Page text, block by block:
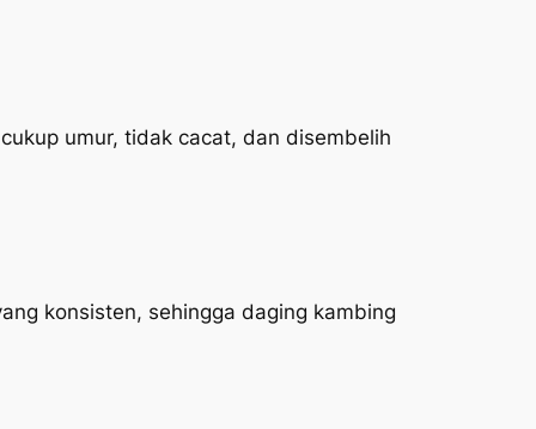
umur, tidak cacat, dan disembelih
konsisten, sehingga daging kambing